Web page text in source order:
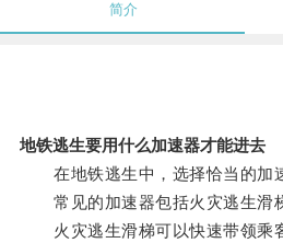
简介
地铁逃生要用什么加速器才能进去
在地铁逃生中，选择恰当的加速
常见的加速器包括火灾逃生滑梯
火灾逃生滑梯可以快速带领乘